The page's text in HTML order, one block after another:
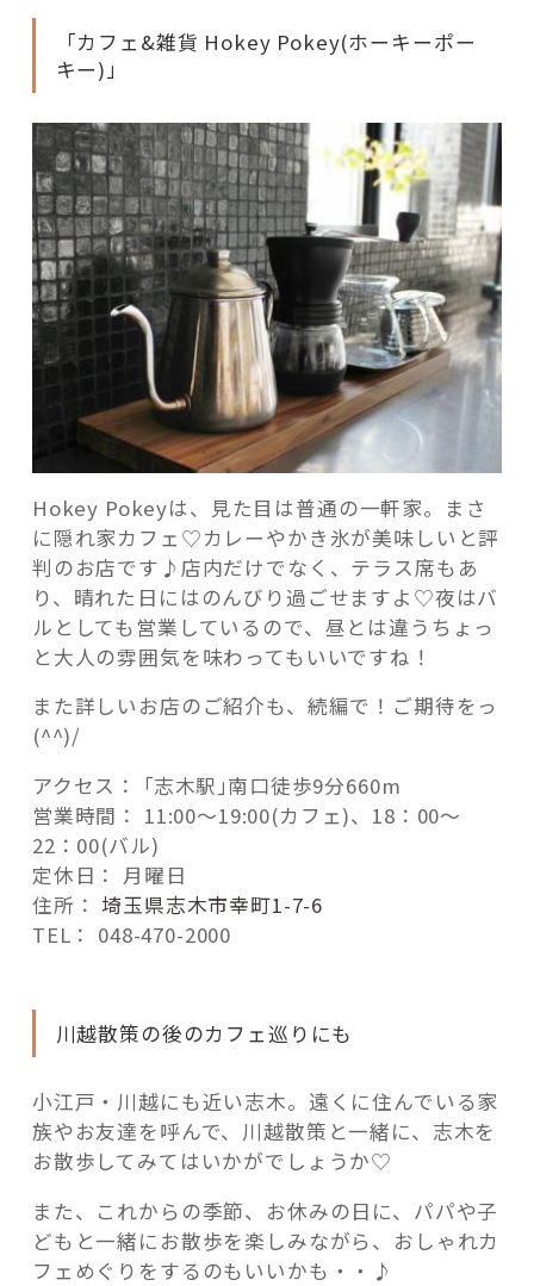
「カフェ&雑貨 Hokey Pokey(ホーキーポー
キー)」
Hokey Pokeyは、見た目は普通の一軒家。まさ
に隠れ家カフェ♡カレーやかき氷が美味しいと評
判のお店です♪店内だけでなく、テラス席もあ
り、晴れた日にはのんびり過ごせますよ♡夜はバ
ルとしても営業しているので、昼とは違うちょっ
と大人の雰囲気を味わってもいいですね！
また詳しいお店のご紹介も、続編で！ご期待をっ
(^^)/
アクセス： ｢志木駅｣南口徒歩9分660m
営業時間： 11:00～19:00(カフェ)、18：00～
22：00(バル)
定休日： 月曜日
住所：埼玉県志木市幸町1-7-6
TEL： 048-470-2000
川越散策の後のカフェ巡りにも
小江戸・川越にも近い志木。遠くに住んでいる家
族やお友達を呼んで、川越散策と一緒に、志木を
お散歩してみてはいかがでしょうか♡
また、これからの季節、お休みの日に、パパや子
どもと一緒にお散歩を楽しみながら、おしゃれカ
フェめぐりをするのもいいかも・・♪